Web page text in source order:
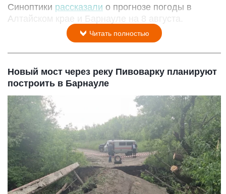
Синоптики рассказали о прогнозе погоды в
Алтайском крае и Барнауле на 8 августа.
Читать полностью
Новый мост через реку Пивоварку планируют
построить в Барнауле